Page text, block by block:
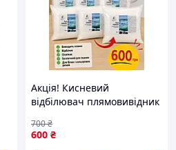
Акція! Кисневий
відбілювач плямовивідник
5+1, 6 кг, для білих і
кольорових речей
600 ₴
700₴